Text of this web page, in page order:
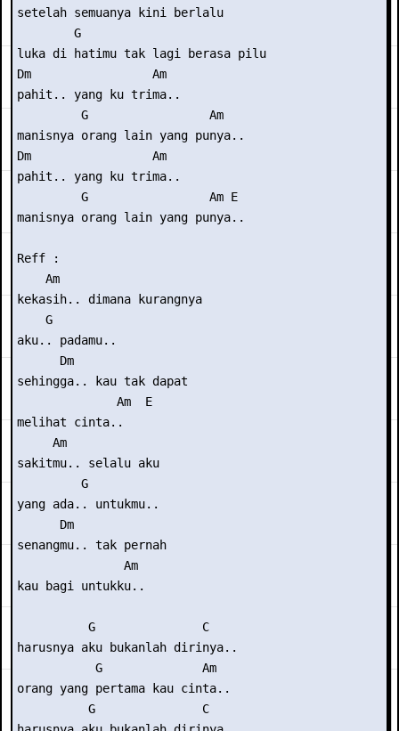
setelah semuanya kini berlalu
        G
luka di hatimu tak lagi berasa pilu
Dm                 Am
pahit.. yang ku trima..
         G                 Am
manisnya orang lain yang punya..
Dm                 Am
pahit.. yang ku trima..
         G                 Am E
manisnya orang lain yang punya..
Reff :
    Am
kekasih.. dimana kurangnya
    G
aku.. padamu..
      Dm
sehingga.. kau tak dapat
              Am  E
melihat cinta..
     Am
sakitmu.. selalu aku
         G
yang ada.. untukmu..
      Dm
senangmu.. tak pernah
               Am
kau bagi untukku..
          G               C
harusnya aku bukanlah dirinya..
           G              Am
orang yang pertama kau cinta..
          G               C